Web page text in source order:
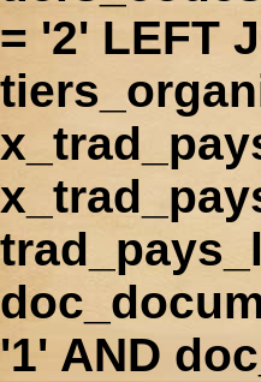
= '2' LEFT
'1' AND